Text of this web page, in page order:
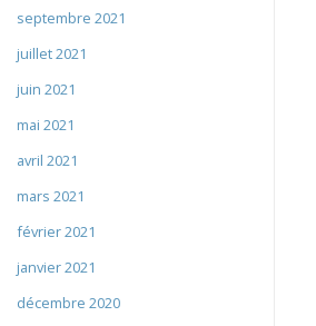
septembre 2021
juillet 2021
juin 2021
mai 2021
avril 2021
mars 2021
février 2021
janvier 2021
décembre 2020